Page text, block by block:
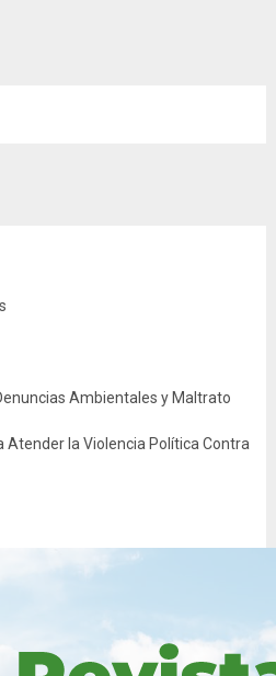
Ambientales y Maltrato
Atender la Violencia Política Contra